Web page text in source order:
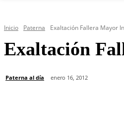
Inicio Paterna Exaltación Fallera Mayor
Exaltación
Paterna al día enero 16, 2012